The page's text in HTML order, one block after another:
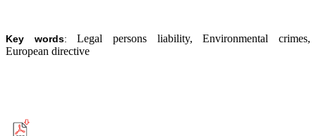
Key words:Legal persons liability, Environmental crimes,
European directive